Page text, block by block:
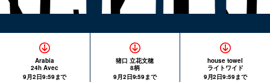
Arabia
24h Avec
9月2日9:59まで
猪口 立花文穂
8柄
9月2日9:59まで
house towel
ライトワイド
9月2日9:59まで